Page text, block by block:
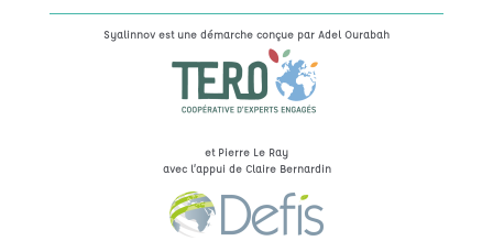
Syalinnov est une démarche conçue par Adel Ourabah
et Pierre Le Ray
avec l’appui de Claire Bernardin